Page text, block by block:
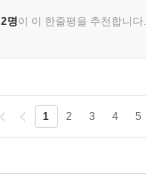
2명이 이 한줄평을 추천합니다.
1 2 3 4 5